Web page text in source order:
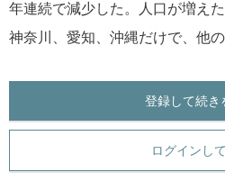
年連続で減少した。人口が増え
神奈川、愛知、沖縄だけで、他
登録して続き
ログインし